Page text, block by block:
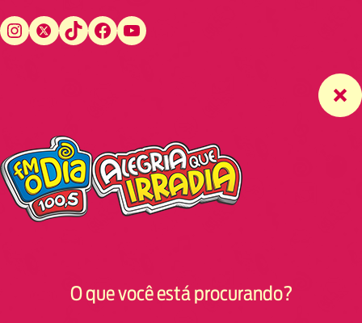
Instagram Twitter TikTok Facebook YouTube
O que você está procurando?